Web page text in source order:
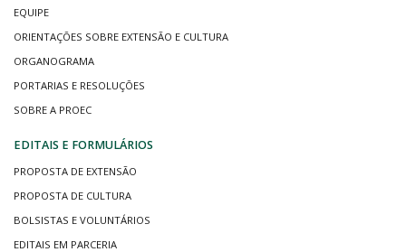
EQUIPE
ORIENTAÇÕES SOBRE EXTENSÃO E CULTURA
ORGANOGRAMA
PORTARIAS E RESOLUÇÕES
SOBRE A PROEC
EDITAIS E FORMULÁRIOS
PROPOSTA DE EXTENSÃO
PROPOSTA DE CULTURA
BOLSISTAS E VOLUNTÁRIOS
EDITAIS EM PARCERIA